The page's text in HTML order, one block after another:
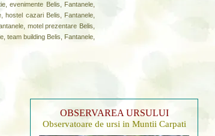
evenimente Belis, Fantanele,
hostel cazari Belis, Fantanele,
motel prezentare Belis,
team building Belis, Fantanele,
OBSERVAREA URSULUI
Observatoare de ursi in Muntii Carpati